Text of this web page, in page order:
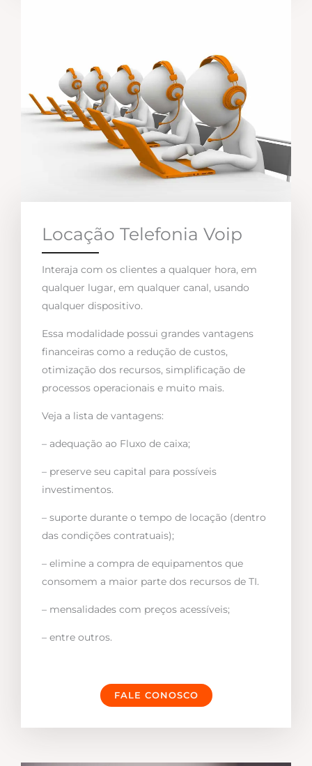
Locação Telefonia Voip
Interaja com os clientes a qualquer hora, em
qualquer lugar, em qualquer canal, usando
qualquer dispositivo.
Essa modalidade possui grandes vantagens
financeiras como a redução de custos,
otimização dos recursos, simplificação de
processos operacionais e muito mais.
Veja a lista de vantagens:
– adequação ao Fluxo de caixa;
– preserve seu capital para possíveis
investimentos.
– suporte durante o tempo de locação (dentro
das condições contratuais);
– elimine a compra de equipamentos que
consomem a maior parte dos recursos de TI.
– mensalidades com preços acessíveis;
– entre outros.
FALE CONOSCO